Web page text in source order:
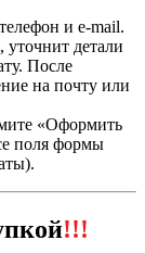
и e‑mail.
уточнит детали
После
на почту или
«Оформить
поля формы
!!!